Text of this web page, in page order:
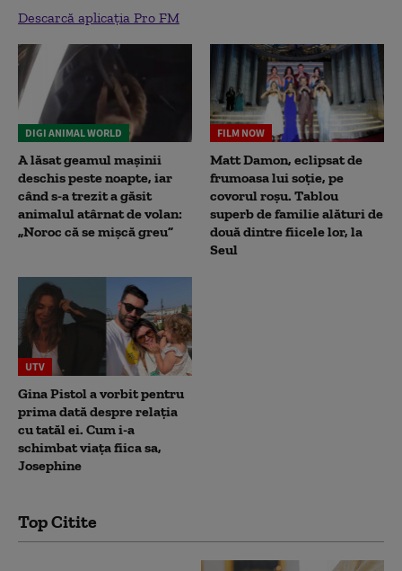
Descarcă aplicația Pro FM
DIGI ANIMAL WORLD
A lăsat geamul mașinii
deschis peste noapte, iar
când s-a trezit a găsit
animalul atârnat de volan:
„Noroc că se mișcă greu”
FILM NOW
Matt Damon, eclipsat de
frumoasa lui soție, pe
covorul roșu. Tablou
superb de familie alături de
două dintre fiicele lor, la
Seul
UTV
Gina Pistol a vorbit pentru
prima dată despre relația
cu tatăl ei. Cum i-a
schimbat viața fiica sa,
Josephine
Top Citite